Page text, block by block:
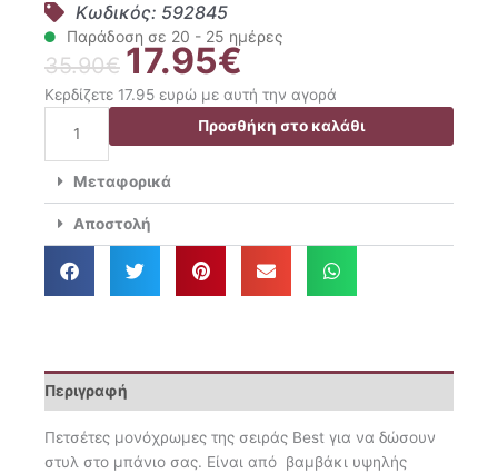
Κωδικός: 592845
Παράδοση σε 20 - 25 ημέρες
35.90€ Original
price
was:
35.90€.
17.95€
τρέχουσα
τιμή
είναι:
Κερδίζετε 17.95 ευρώ με αυτή την αγορά
Home
Σετ
Πετσέτες
30x50,
ποσότητα
Προσθήκη στο καλάθι
Μεταφορικά
Αποστολή
Περιγραφή
Πετσέτες μονόχρωμες της σειράς Best για να δώσουν
στυλ στο μπάνιο σας. Είναι από βαμβάκι υψηλής